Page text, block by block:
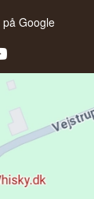
påGoogle